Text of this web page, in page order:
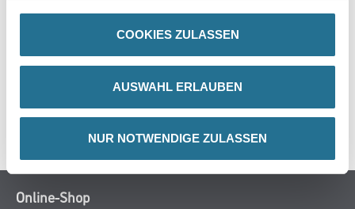
COOKIES ZULASSEN
AUSWAHL ERLAUBEN
NUR NOTWENDIGE ZULASSEN
Online-Shop